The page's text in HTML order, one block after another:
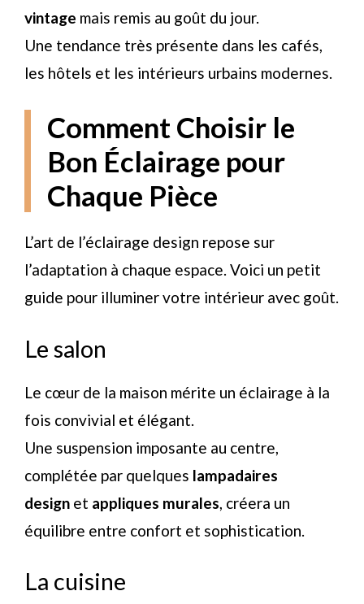
vintage mais remis au goût du jour.
Une tendance très présente dans les cafés,
les hôtels et les intérieurs urbains modernes.
Comment Choisir le
Bon Éclairage pour
Chaque Pièce
L’art de l’éclairage design repose sur
l’adaptation à chaque espace. Voici un petit
guide pour illuminer votre intérieur avec goût.
Le salon
Le cœur de la maison mérite un éclairage à la
fois convivial et élégant.
Une suspension imposante au centre,
complétée par quelques lampadaires
design et appliques murales , créera un
équilibre entre confort et sophistication.
La cuisine